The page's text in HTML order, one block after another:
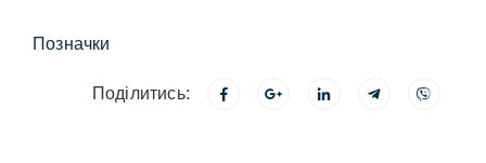
Позначки
Поділитись: